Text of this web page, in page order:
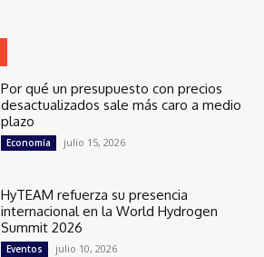
Por qué un presupuesto con precios
desactualizados sale más caro a medio
plazo
Economía julio 15, 2026
HyTEAM refuerza su presencia
internacional en la World Hydrogen
Summit 2026
Eventos julio 10, 2026